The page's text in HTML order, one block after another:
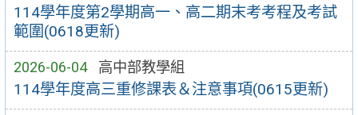
114學年度第2學期高一、高二期末考考程及考試
範圍(0618更新)
2026-06-04 高中部教學組
114學年度高三重修課表＆注意事項(0615更新)